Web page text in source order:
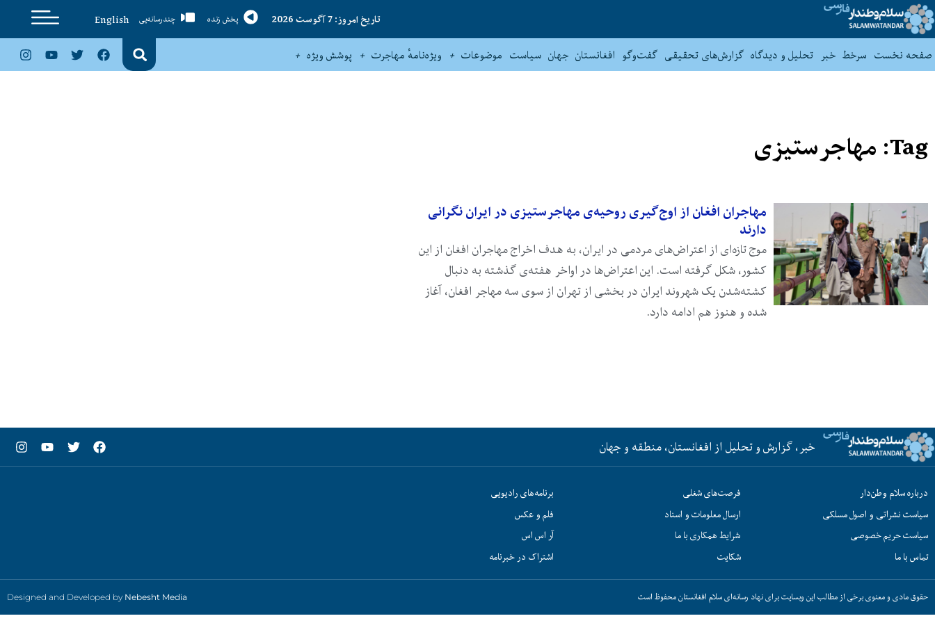
تاریخ امروز: 7 آگوست 2026 پخش زنده چندرسانه‌یی
English
صفحه نخست سرخط خبر تحلیل و دیدگاه گزارش‌های تحقیقی گفت‌وگو افغانستان جهان سیاست موضوعات ویژه‌نامهٔ مهاجرت پوشش ویژه
Tag: مهاجرستیزی
مهاجران افغان از اوج‌گیری روحیه‌ی مهاجرستیزی در ایران نگرانی
دارند
موج تازه‌ای از اعتراض‌های مردمی در ایران، به هدف اخراج مهاجران افغان از این
کشور، شکل گرفته است. این اعتراض‌ها در اواخر هفته‌ی گذشته به دنبال
کشته‌شدن یک شهروند ایران در بخشی از تهران از سوی سه مهاجر افغان، آغاز
شده و هنوز هم ادامه دارد.
خبر، گزارش و تحلیل از افغانستان، منطقه و جهان
درباره سلام وطن‌دار
سیاست نشراتی و اصول مسلکی
سیاست حریم خصوصی
تماس با ما
فرصت‌های شغلی
ارسال معلومات و اسناد
شرایط همکاری با ما
شکایت
برنامه‌های رادیویی
فلم و عکس
آر اس اس
اشتراک در خبرنامه
حقوق مادی و معنوی برخی از مطالب این وبسایت برای نهاد رسانه‌ای سلام افغانستان محفوظ است Designed and Developed by Nebesht Media